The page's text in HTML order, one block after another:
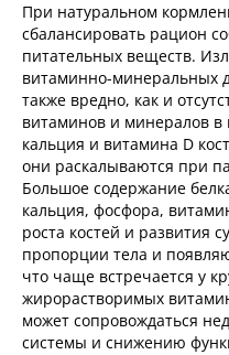
При натуральном
сбалансировать рацион
питательных веществ.
витаминно-минеральных
также вредно, как и
витаминов и минералов в
кальция и витамина D
они раскалываются при
Большое содержание
кальция, фосфора,
роста костей и развития
пропорции тела и
что чаще встречается у
жирорастворимых
может сопровождаться
системы и снижению